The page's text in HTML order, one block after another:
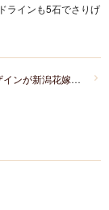
ラインも5石でさりげ
女性目線のデザインが新潟花嫁様に人気のカフェリングをお選びいただきました！